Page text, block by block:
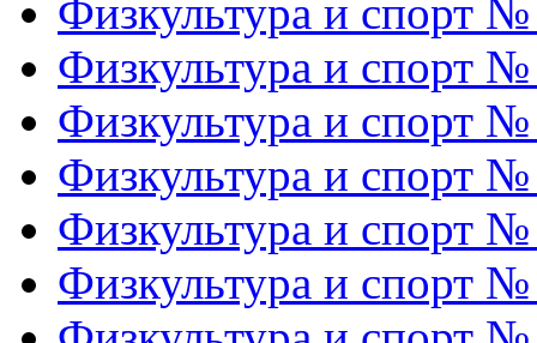
Физкультура и спорт
Физкультура и спорт
Физкультура и спорт
Физкультура и спорт
Физкультура и спорт
Физкультура и спорт